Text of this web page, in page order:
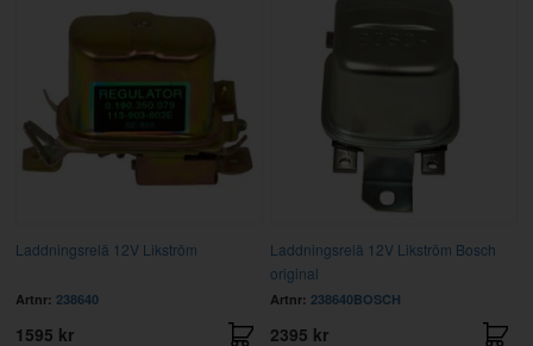
Laddningsrelä 12V Likström
Artnr: 238640
1595 kr
Laddningsrelä 12V Likström Bosch
original
Artnr: 238640BOSCH
2395 kr